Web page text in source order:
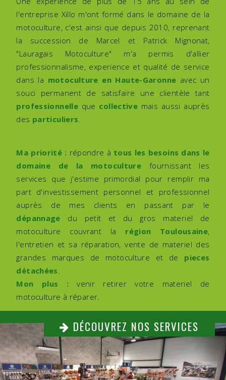
l'entreprise Xillo m'ont formé dans le domaine de la
motoculture, c'est ainsi que depuis 2010, reprenant
la succession de Marcel et Patrick Mignonat,
"Lauragais Motoculture" m'a permis d'allier
professionnalisme, experience et qualité de service
dans la motoculture en Haute-Garonne avec un
souci permanent de satisfaire une clientèle tant
professionnelle que collective mais aussi auprès
des particuliers.
Ma priorité : répondre à tous les besoins dans le
domaine de la motoculture fournissant les
services que j'estime primordial pour remplir ma
part d'investissement personnel et professionnel
auprès de mes clients en passant par le
dépannage du petit et du gros materiel de
motoculture couvrant la région Toulousaine,
l'entretien et sa réparation, vente de materiel des
grandes marques de motoculture et de pieces
détachées.
Mon plus : venir retirer votre materiel de
motoculture à réparer.
DÉCOUVREZ NOS SERVICES